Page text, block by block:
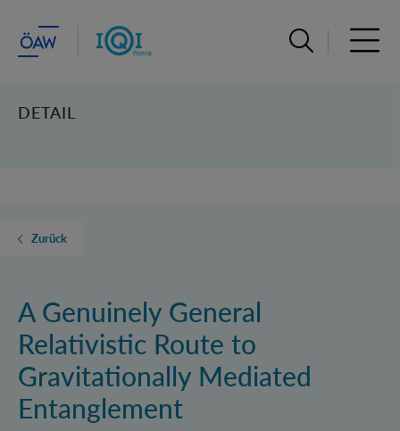
Suchleiste
DETAIL
Zurück
A Genuinely General
Relativistic Route to
Gravitationally Mediated
Entanglement